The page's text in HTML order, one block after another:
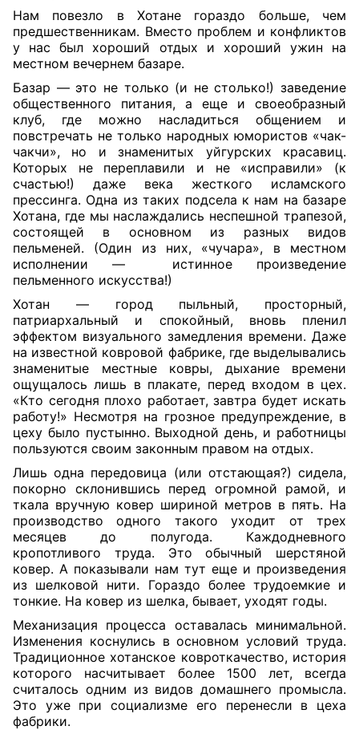
Нам повезло в Хотане гораздо больше, чем
предшественникам. Вместо проблем и конфликтов
у нас был хороший отдых и хороший ужин на
местном вечернем базаре.
Базар — это не только (и не столько!) заведение
общественного питания, а еще и своеобразный
клуб, где можно насладиться общением и
повстречать не только народных юмористов «чак-
чакчи», но и знаменитых уйгурских красавиц.
Которых не переплавили и не «исправили» (к
счастью!) даже века жесткого исламского
прессинга. Одна из таких подсела к нам на базаре
Хотана, где мы наслаждались неспешной трапезой,
состоящей в основном из разных видов
пельменей. (Один из них, «чучара», в местном
исполнении — истинное произведение
пельменного искусства!)
Хотан — город пыльный, просторный,
патриархальный и спокойный, вновь пленил
эффектом визуального замедления времени. Даже
на известной ковровой фабрике, где выделывались
знаменитые местные ковры, дыхание времени
ощущалось лишь в плакате, перед входом в цех.
«Кто сегодня плохо работает, завтра будет искать
работу!» Несмотря на грозное предупреждение, в
цеху было пустынно. Выходной день, и работницы
пользуются своим законным правом на отдых.
Лишь одна передовица (или отстающая?) сидела,
покорно склонившись перед огромной рамой, и
ткала вручную ковер шириной метров в пять. На
производство одного такого уходит от трех
месяцев до полугода. Каждодневного
кропотливого труда. Это обычный шерстяной
ковер. А показывали нам тут еще и произведения
из шелковой нити. Гораздо более трудоемкие и
тонкие. На ковер из шелка, бывает, уходят годы.
Механизация процесса оставалась минимальной.
Изменения коснулись в основном условий труда.
Традиционное хотанское ковроткачество, история
которого насчитывает более 1500 лет, всегда
считалось одним из видов домашнего промысла.
Это уже при социализме его перенесли в цеха
фабрики.